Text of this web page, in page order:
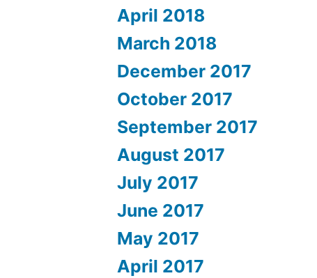
April 2018
March 2018
December 2017
October 2017
September 2017
August 2017
July 2017
June 2017
May 2017
April 2017